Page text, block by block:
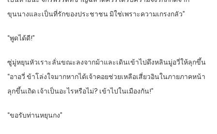
ขุนนางและเป็นที่รักของประชาชน มิใช่เพราะความเกรงกลัว”
“พูดได้ดี!”
ซู่มู่หยุนหัวเราะลั่นขณะลงจากม้าและเดินเข้าไปดึงหลินมู่อวี่ให้ลุกขึ้น
“อาอวี่ ข้าโล่งใจมากหากได้เจ้าคอยช่วยเหลือเสี่ยวอินในภายภาคหน้า
ลุกขึ้นเถิด เจ้าเป็นอะไรหรือไม่? เข้าไปในเมืองกัน!”
“ขอรับท่านหยุนกง”